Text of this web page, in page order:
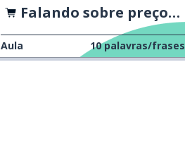
Falando sobre preços 2
Aula 10 palavras/frases